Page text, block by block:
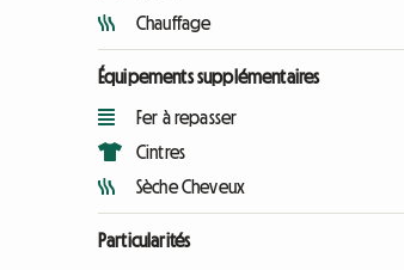
Chauffage
Équipements supplémentaires
Fer à repasser
Cintres
Sèche Cheveux
Particularités